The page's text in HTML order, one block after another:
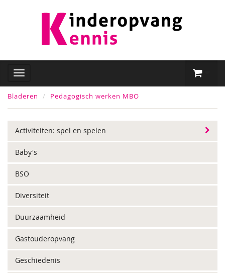
Bladeren Pedagogisch werken MBO
Activiteiten: spel en spelen
Baby's
BSO
Diversiteit
Duurzaamheid
Gastouderopvang
Geschiedenis